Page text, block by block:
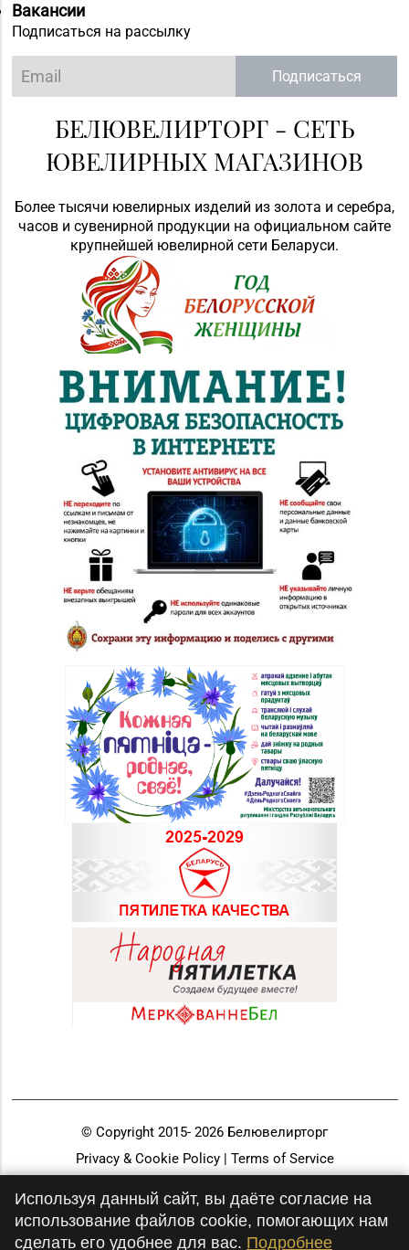
Вакансии
Подписаться на рассылку
Подписаться
БЕЛЮВЕЛИРТОРГ - СЕТЬ
ЮВЕЛИРНЫХ МАГАЗИНОВ
Более тысячи ювелирных изделий из золота и серебра,
часов и сувенирной продукции на официальном сайте
крупнейшей ювелирной сети Беларуси.
© Copyright 2015- 2026 Белювелирторг
Privacy & Cookie Policy | Terms of Service
Используя данный сайт, вы даёте согласие на
использование файлов cookie, помогающих нам
сделать его удобнее для вас. Подробнее